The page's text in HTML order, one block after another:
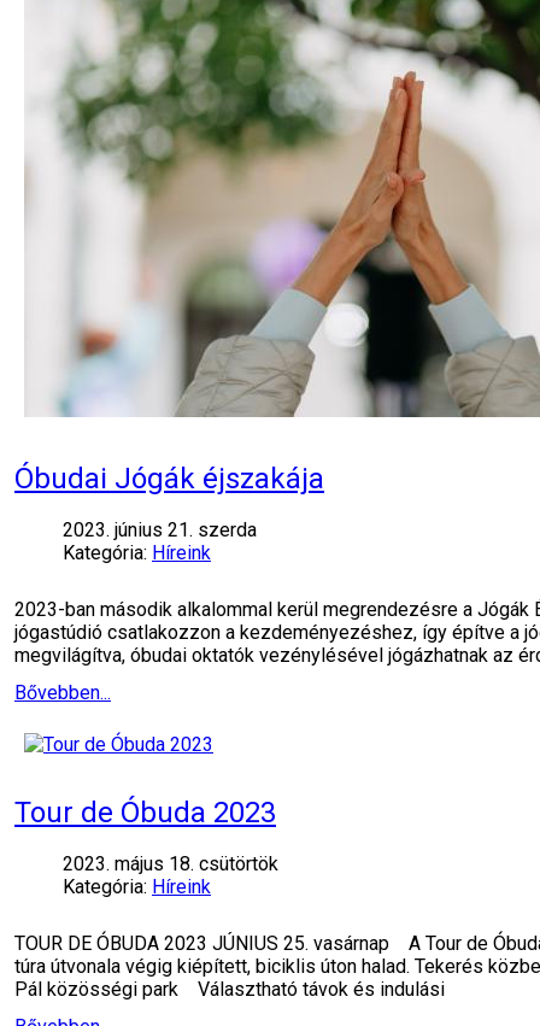
Óbudai Jógák éjszakája
2023. június 21. szerda
Kategória: Híreink
2023-ban második alkalommal kerül megrendezésre a Jógák
jógastúdió csatlakozzon a kezdeményezéshez, így építve a
megvilágítva, óbudai oktatók vezénylésével jógázhatnak az
Bővebben...
Tour de Óbuda 2023
2023. május 18. csütörtök
Kategória: Híreink
TOUR DE ÓBUDA 2023 JÚNIUS 25. vasárnap A Tour de
túra útvonala végig kiépített, biciklis úton halad. Tekerés
Pál közösségi park Választható távok és indulási